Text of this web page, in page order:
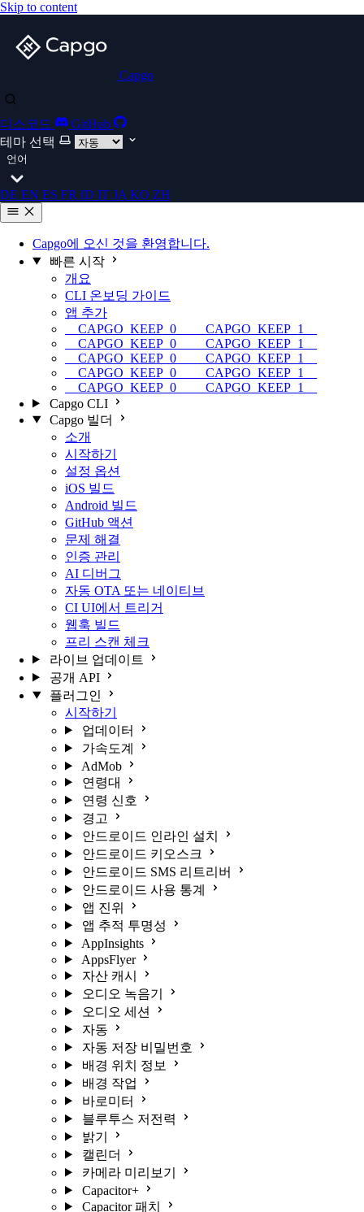
Skip to content
Capgo
디스코드
GitHub
테마 선택
언어
DE EN ES FR ID IT JA KO ZH
Capgo에 오신 것을 환영합니다.
빠른 시작
개요
CLI 온보딩 가이드
앱 추가
__CAPGO_KEEP_0__ __CAPGO_KEEP_1__
__CAPGO_KEEP_0__ __CAPGO_KEEP_1__
__CAPGO_KEEP_0__ __CAPGO_KEEP_1__
__CAPGO_KEEP_0__ __CAPGO_KEEP_1__
__CAPGO_KEEP_0__ __CAPGO_KEEP_1__
Capgo CLI
Capgo 빌더
소개
시작하기
설정 옵션
iOS 빌드
Android 빌드
GitHub 액션
문제 해결
인증 관리
AI 디버그
자동 OTA 또는 네이티브
CI UI에서 트리거
웹훅 빌드
프리 스캔 체크
라이브 업데이트
공개 API
플러그인
시작하기
업데이터
가속도계
AdMob
연령대
연령 신호
경고
안드로이드 인라인 설치
안드로이드 키오스크
안드로이드 SMS 리트리버
안드로이드 사용 통계
앱 진위
앱 추적 투명성
AppInsights
AppsFlyer
자산 캐시
오디오 녹음기
오디오 세션
자동
자동 저장 비밀번호
배경 위치 정보
배경 작업
바로미터
블루투스 저전력
밝기
캘린더
카메라 미리보기
Capacitor+
Capacitor 패치